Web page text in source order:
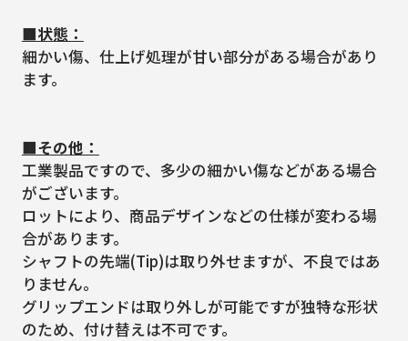
■状態：
細かい傷、仕上げ処理が甘い部分がある場合があり
ます。
■その他：
工業製品ですので、多少の細かい傷などがある場合
がございます。
ロットにより、商品デザインなどの仕様が変わる場
合があります。
シャフトの先端(Tip)は取り外せますが、不良ではあ
りません。
グリップエンドは取り外しが可能ですが独特な形状
のため、付け替えは不可です。